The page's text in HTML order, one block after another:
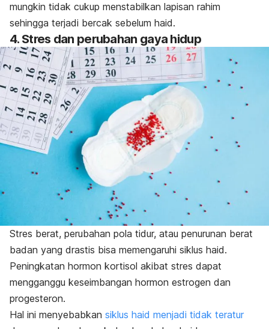
mungkin tidak cukup menstabilkan lapisan rahim
sehingga terjadi bercak sebelum haid.
4. Stres dan perubahan gaya hidup
Stres berat, perubahan pola tidur, atau penurunan berat
badan yang drastis bisa memengaruhi siklus haid.
Peningkatan hormon kortisol akibat stres dapat
mengganggu keseimbangan hormon estrogen dan
progesteron.
Hal ini menyebabkan siklus haid menjadi tidak teratur